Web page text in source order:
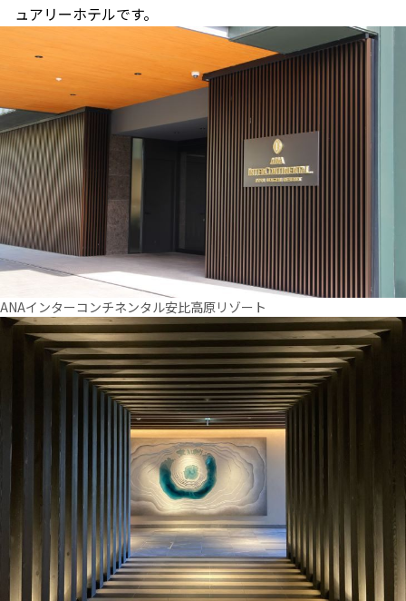
ュアリーホテルです。
ANAインターコンチネンタル安比高原リゾート